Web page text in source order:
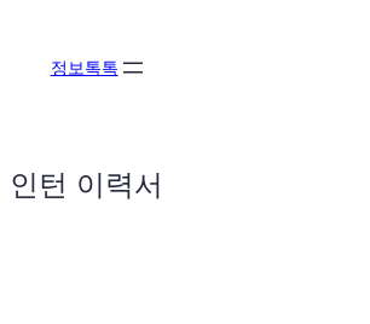
가
정보톡톡
인턴 이력서